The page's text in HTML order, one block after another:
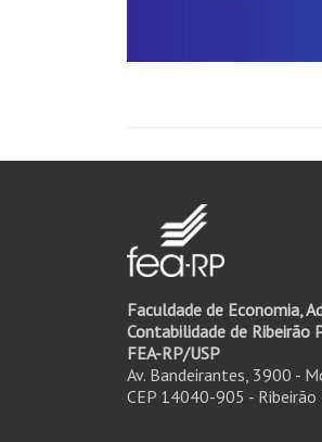
Faculdade de Economia,
Contabilidade de Ribeirão
FEA-RP/USP
Av. Bandeirantes, 3900 -
CEP 14040-905 - Ribeirão